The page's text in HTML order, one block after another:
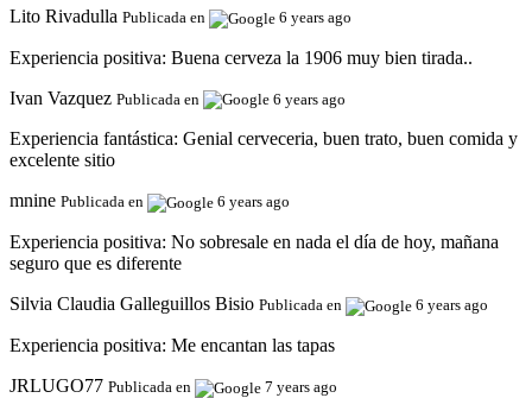
Lito Rivadulla Publicada en 6 years ago
Experiencia positiva: Buena cerveza la 1906 muy bien tirada..
Ivan Vazquez Publicada en 6 years ago
Experiencia fantástica: Genial cerveceria, buen trato, buen comida y
excelente sitio
mnine Publicada en 6 years ago
Experiencia positiva: No sobresale en nada el día de hoy, mañana
seguro que es diferente
Silvia Claudia Galleguillos Bisio Publicada en 6 years ago
Experiencia positiva: Me encantan las tapas
JRLUGO77 Publicada en 7 years ago